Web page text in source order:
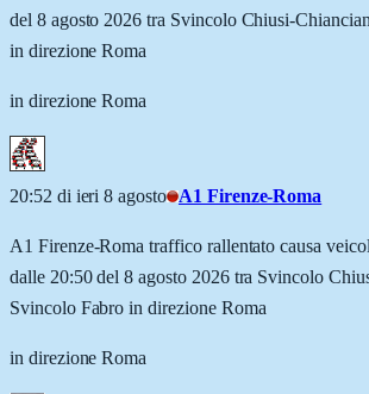
del 8 agosto 2026 tra Svincolo Chiusi-
in direzione Roma
in direzione Roma
20:52 di ieri 8 agosto A1 Firenze-Roma
A1 Firenze-Roma traffico rallentato causa
dalle 20:50 del 8 agosto 2026 tra Svincolo
Svincolo Fabro in direzione Roma
in direzione Roma